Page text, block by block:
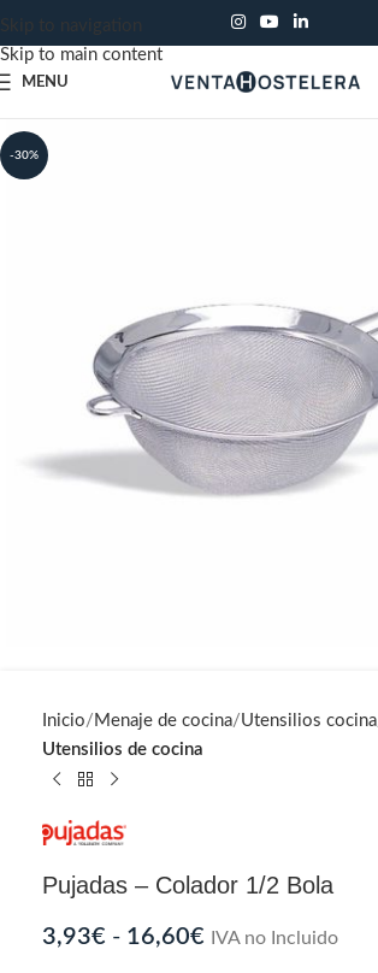
Skip to navigation
Skip to main content
MENU
-30%
Inicio Menaje de cocina Utensilios cocina
Utensilios de cocina
Pujadas – Colador 1/2 Bola
3,93€ - 16,60€ IVA no Incluido